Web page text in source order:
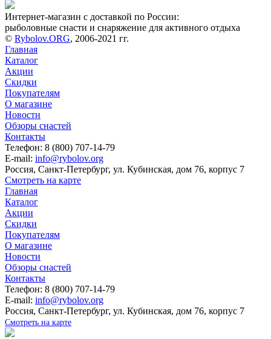
Интернет-магазин с доставкой по России:
рыболовные снасти и снаряжение для активного отдыха
© Rybolov.ORG, 2006-2021 гг.
Главная
Каталог
Акции
Скидки
Покупателям
О магазине
Новости
Обзоры снастей
Контакты
Телефон: 8 (800) 707-14-79
E-mail: info@rybolov.org
Россия, Санкт-Петербург, ул. Кубинская, дом 76, корпус 7
Смотреть на карте
Главная
Каталог
Акции
Скидки
Покупателям
О магазине
Новости
Обзоры снастей
Контакты
Телефон: 8 (800) 707-14-79
E-mail: info@rybolov.org
Россия, Санкт-Петербург, ул. Кубинская, дом 76, корпус 7
Смотреть на карте